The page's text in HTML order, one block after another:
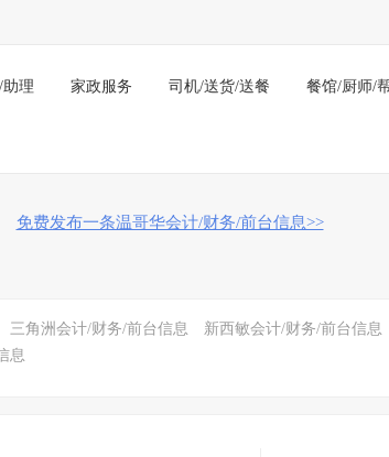
理 家政服务 司机/送货/送餐 餐馆/厨师/
免费发布一条温哥华会计/财务/前台信息>>
三角洲会计/财务/前台信息 新西敏会计/财务/前台信息
息